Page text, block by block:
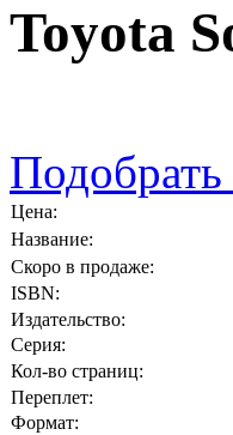
Toyota
Цена:
Название:
Скоро в продаже:
ISBN:
Издательство:
Серия:
Кол-во страниц:
Переплет:
Формат: